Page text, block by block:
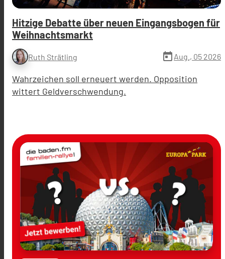
Hitzige Debatte über neuen Eingangsbogen für
Weihnachtsmarkt
Ruth Strätling today Aug., 05 2026
Wahrzeichen soll erneuert werden. Opposition
wittert Geldverschwendung.